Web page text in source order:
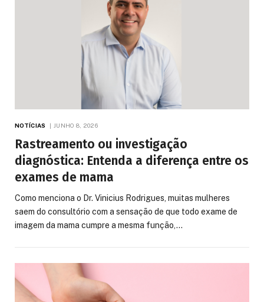
NOTÍCIAS JUNHO 8, 2026
Rastreamento ou investigação
diagnóstica: Entenda a diferença entre os
exames de mama
Como menciona o Dr. Vinicius Rodrigues, muitas mulheres
saem do consultório com a sensação de que todo exame de
imagem da mama cumpre a mesma função,…